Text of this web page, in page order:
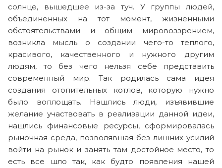
солнце, вышедшее из-за туч. У группы людей,
объединенных на тот момент, жизненными
обстоятельствами и общим мировоззрением,
возникла мысль о создании чего-то теплого,
красивого, качественного и нужного другим
людям, то без чего нельзя себе представить
современный мир. Так родилась сама идея
создания отопительных котлов, которую нужно
было воплощать. Нашлись люди, изъявившие
желание участвовать в реализации данной идеи,
нашлись финансовые ресурсы, сформировалась
рыночная среда, позволявшая без лишних усилий
войти на рынок и занять там достойное место, то
есть все шло так, как будто появления нашей